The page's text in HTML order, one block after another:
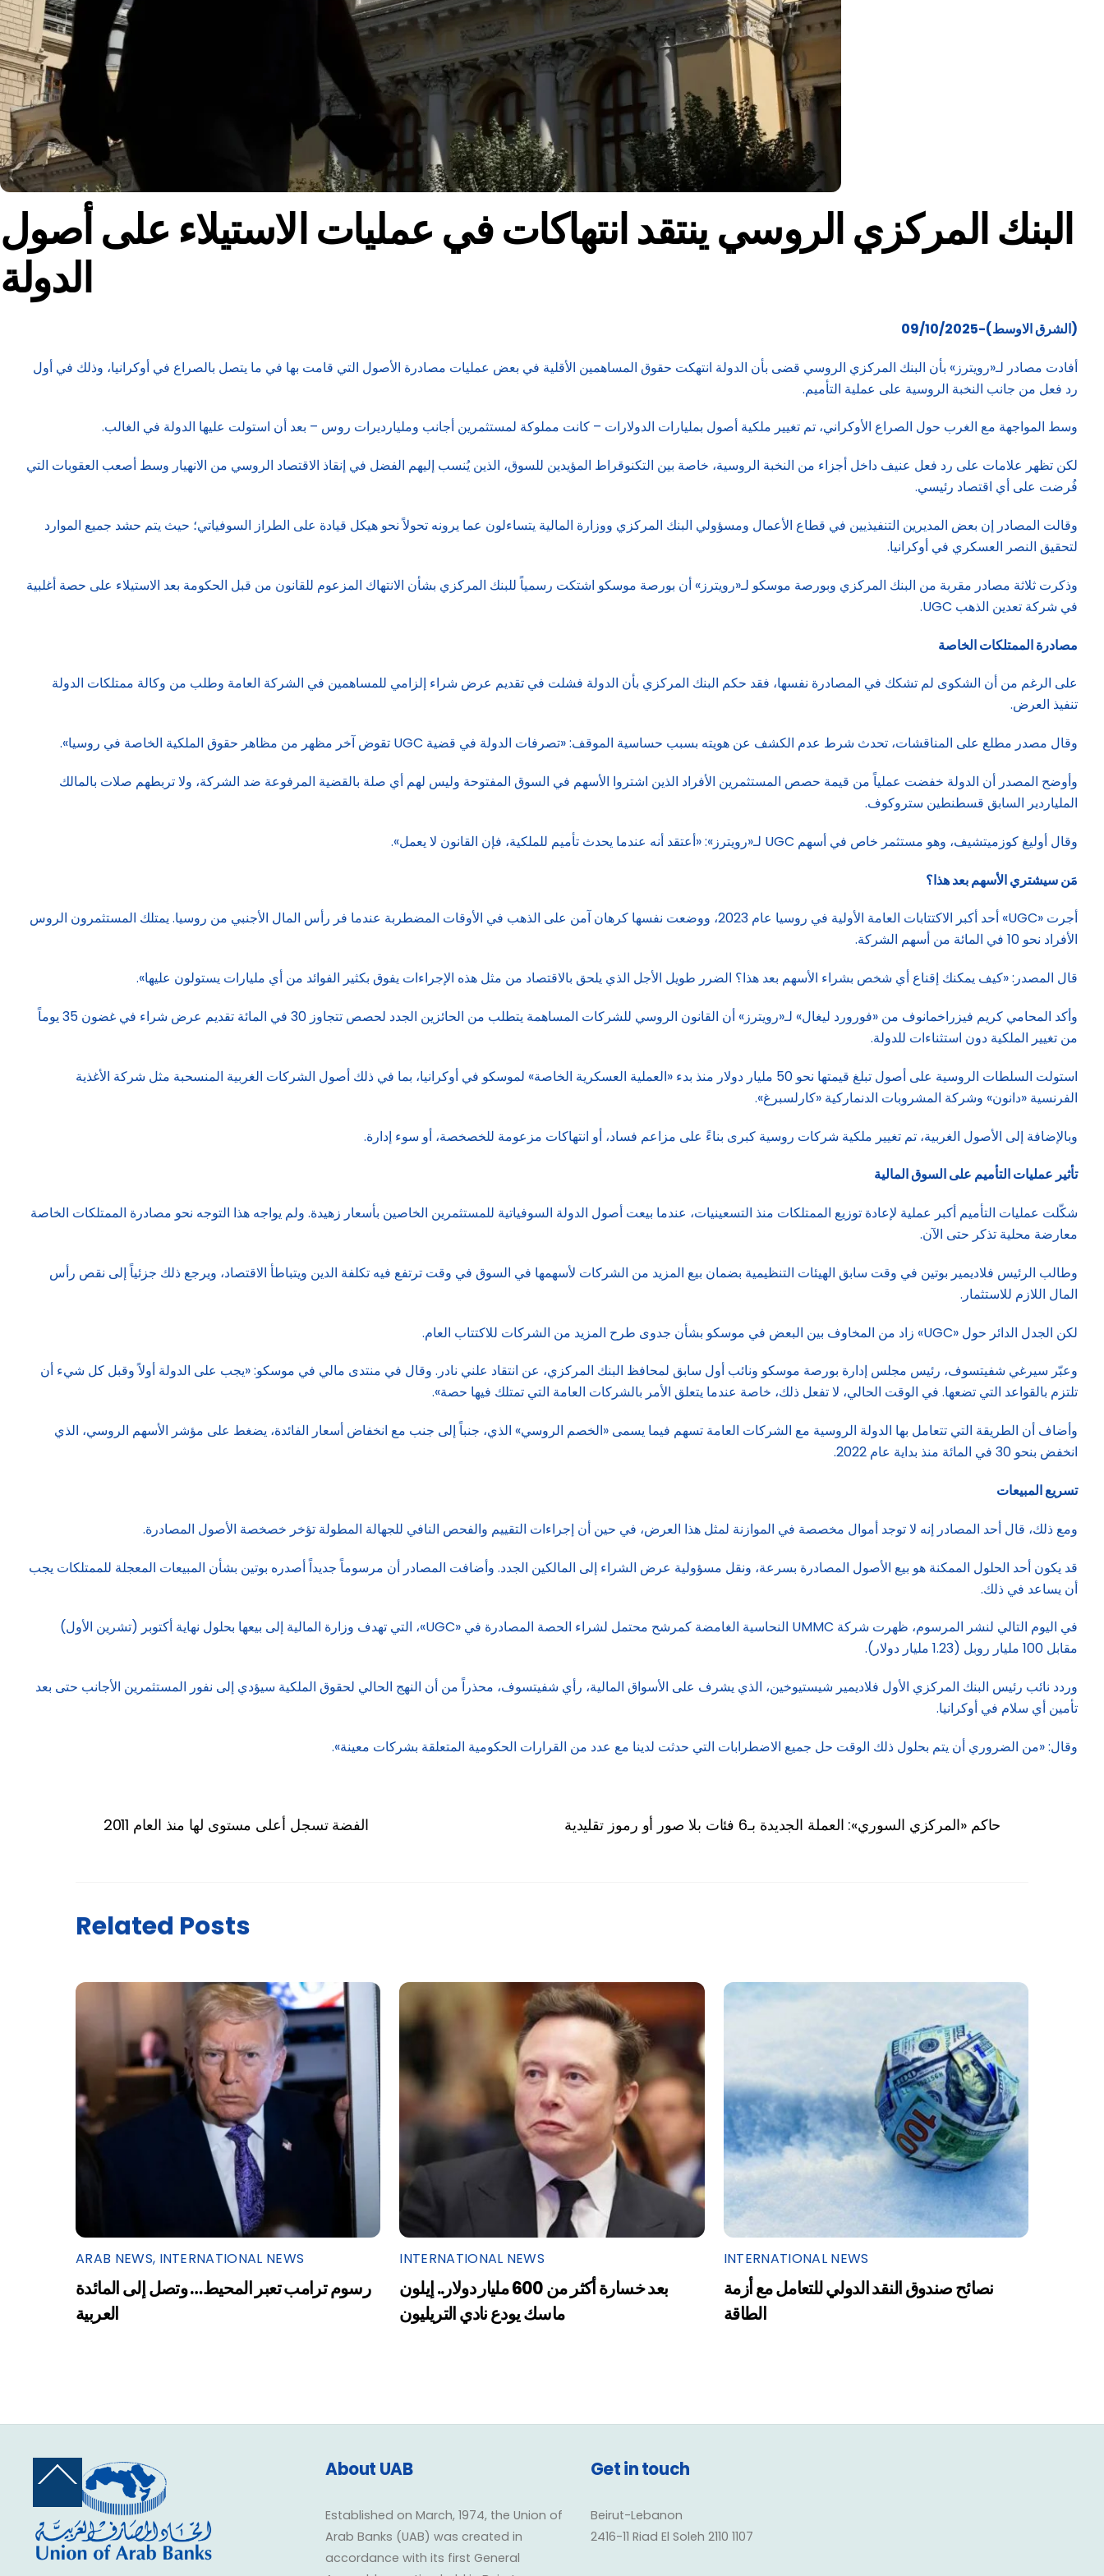
البنك المركزي الروسي ينتقد انتهاكات في عمليات الاستيلاء على أصول
الدولة
(الشرق الاوسط)-09/10/2025
أفادت مصادر لـ«رويترز» بأن البنك المركزي الروسي قضى بأن الدولة انتهكت حقوق المساهمين الأقلية في بعض عمليات مصادرة الأصول التي قامت بها في ما يتصل بالصراع في أوكرانيا، وذلك في أول
رد فعل من جانب النخبة الروسية على عملية التأميم.
وسط المواجهة مع الغرب حول الصراع الأوكراني، تم تغيير ملكية أصول بمليارات الدولارات – كانت مملوكة لمستثمرين أجانب ومليارديرات روس – بعد أن استولت عليها الدولة في الغالب.
لكن تظهر علامات على رد فعل عنيف داخل أجزاء من النخبة الروسية، خاصة بين التكنوقراط المؤيدين للسوق، الذين يُنسب إليهم الفضل في إنقاذ الاقتصاد الروسي من الانهيار وسط أصعب العقوبات التي
فُرضت على أي اقتصاد رئيسي.
وقالت المصادر إن بعض المديرين التنفيذيين في قطاع الأعمال ومسؤولي البنك المركزي ووزارة المالية يتساءلون عما يرونه تحولاً نحو هيكل قيادة على الطراز السوفياتي؛ حيث يتم حشد جميع الموارد
لتحقيق النصر العسكري في أوكرانيا.
وذكرت ثلاثة مصادر مقربة من البنك المركزي وبورصة موسكو لـ«رويترز» أن بورصة موسكو اشتكت رسمياً للبنك المركزي بشأن الانتهاك المزعوم للقانون من قبل الحكومة بعد الاستيلاء على حصة أغلبية
في شركة تعدين الذهب UGC.
مصادرة الممتلكات الخاصة
على الرغم من أن الشكوى لم تشكك في المصادرة نفسها، فقد حكم البنك المركزي بأن الدولة فشلت في تقديم عرض شراء إلزامي للمساهمين في الشركة العامة وطلب من وكالة ممتلكات الدولة
تنفيذ العرض.
وقال مصدر مطلع على المناقشات، تحدث شرط عدم الكشف عن هويته بسبب حساسية الموقف: «تصرفات الدولة في قضية UGC تقوض آخر مظهر من مظاهر حقوق الملكية الخاصة في روسيا».
وأوضح المصدر أن الدولة خفضت عملياً من قيمة حصص المستثمرين الأفراد الذين اشتروا الأسهم في السوق المفتوحة وليس لهم أي صلة بالقضية المرفوعة ضد الشركة، ولا تربطهم صلات بالمالك
الملياردير السابق قسطنطين ستروكوف.
وقال أوليغ كوزميتشيف، وهو مستثمر خاص في أسهم UGC لـ«رويترز»: «أعتقد أنه عندما يحدث تأميم للملكية، فإن القانون لا يعمل».
مَن سيشتري الأسهم بعد هذا؟
أجرت «UGC» أحد أكبر الاكتتابات العامة الأولية في روسيا عام 2023، ووضعت نفسها كرهان آمن على الذهب في الأوقات المضطربة عندما فر رأس المال الأجنبي من روسيا. يمتلك المستثمرون الروس
الأفراد نحو 10 في المائة من أسهم الشركة.
قال المصدر: «كيف يمكنك إقناع أي شخص بشراء الأسهم بعد هذا؟ الضرر طويل الأجل الذي يلحق بالاقتصاد من مثل هذه الإجراءات يفوق بكثير الفوائد من أي مليارات يستولون عليها».
وأكد المحامي كريم فيزراخمانوف من «فورورد ليغال» لـ«رويترز» أن القانون الروسي للشركات المساهمة يتطلب من الحائزين الجدد لحصص تتجاوز 30 في المائة تقديم عرض شراء في غضون 35 يوماً
من تغيير الملكية دون استثناءات للدولة.
استولت السلطات الروسية على أصول تبلغ قيمتها نحو 50 مليار دولار منذ بدء «العملية العسكرية الخاصة» لموسكو في أوكرانيا، بما في ذلك أصول الشركات الغربية المنسحبة مثل شركة الأغذية
الفرنسية «دانون» وشركة المشروبات الدنماركية «كارلسبرغ».
وبالإضافة إلى الأصول الغربية، تم تغيير ملكية شركات روسية كبرى بناءً على مزاعم فساد، أو انتهاكات مزعومة للخصخصة، أو سوء إدارة.
تأثير عمليات التأميم على السوق المالية
شكّلت عمليات التأميم أكبر عملية لإعادة توزيع الممتلكات منذ التسعينيات، عندما بيعت أصول الدولة السوفياتية للمستثمرين الخاصين بأسعار زهيدة. ولم يواجه هذا التوجه نحو مصادرة الممتلكات الخاصة
معارضة محلية تذكر حتى الآن.
وطالب الرئيس فلاديمير بوتين في وقت سابق الهيئات التنظيمية بضمان بيع المزيد من الشركات لأسهمها في السوق في وقت ترتفع فيه تكلفة الدين ويتباطأ الاقتصاد، ويرجع ذلك جزئياً إلى نقص رأس
المال اللازم للاستثمار.
لكن الجدل الدائر حول «UGC» زاد من المخاوف بين البعض في موسكو بشأن جدوى طرح المزيد من الشركات للاكتتاب العام.
وعبّر سيرغي شفيتسوف، رئيس مجلس إدارة بورصة موسكو ونائب أول سابق لمحافظ البنك المركزي، عن انتقاد علني نادر. وقال في منتدى مالي في موسكو: «يجب على الدولة أولاً وقبل كل شيء أن
تلتزم بالقواعد التي تضعها. في الوقت الحالي، لا تفعل ذلك، خاصة عندما يتعلق الأمر بالشركات العامة التي تمتلك فيها حصة».
وأضاف أن الطريقة التي تتعامل بها الدولة الروسية مع الشركات العامة تسهم فيما يسمى «الخصم الروسي» الذي، جنباً إلى جنب مع انخفاض أسعار الفائدة، يضغط على مؤشر الأسهم الروسي، الذي
انخفض بنحو 30 في المائة منذ بداية عام 2022.
تسريع المبيعات
ومع ذلك، قال أحد المصادر إنه لا توجد أموال مخصصة في الموازنة لمثل هذا العرض، في حين أن إجراءات التقييم والفحص النافي للجهالة المطولة تؤخر خصخصة الأصول المصادرة.
قد يكون أحد الحلول الممكنة هو بيع الأصول المصادرة بسرعة، ونقل مسؤولية عرض الشراء إلى المالكين الجدد. وأضافت المصادر أن مرسوماً جديداً أصدره بوتين بشأن المبيعات المعجلة للممتلكات يجب
أن يساعد في ذلك.
في اليوم التالي لنشر المرسوم، ظهرت شركة UMMC النحاسية الغامضة كمرشح محتمل لشراء الحصة المصادرة في «UGC»، التي تهدف وزارة المالية إلى بيعها بحلول نهاية أكتوبر (تشرين الأول)
مقابل 100 مليار روبل (1.23 مليار دولار).
وردد نائب رئيس البنك المركزي الأول فلاديمير شيستيوخين، الذي يشرف على الأسواق المالية، رأي شفيتسوف، محذراً من أن النهج الحالي لحقوق الملكية سيؤدي إلى نفور المستثمرين الأجانب حتى بعد
تأمين أي سلام في أوكرانيا.
وقال: «من الضروري أن يتم بحلول ذلك الوقت حل جميع الاضطرابات التي حدثت لدينا مع عدد من القرارات الحكومية المتعلقة بشركات معينة».
الفضة تسجل أعلى مستوى لها منذ العام 2011 حاكم «المركزي السوري»: العملة الجديدة بـ6 فئات بلا صور أو رموز تقليدية
Related Posts
ARAB NEWS, INTERNATIONAL NEWS
رسوم ترامب تعبر المحيط… وتصل إلى المائدة
العربية
INTERNATIONAL NEWS
بعد خسارة أكثر من 600 مليار دولار.. إيلون
ماسك يودع نادي التريليون
INTERNATIONAL NEWS
نصائح صندوق النقد الدولي للتعامل مع أزمة
الطاقة
Back
Top
About UAB
Established on March, 1974, the Union of
Arab Banks (UAB) was created in
accordance with its first General
Get in touch
Beirut-Lebanon
2416-11 Riad El Soleh 2110 1107